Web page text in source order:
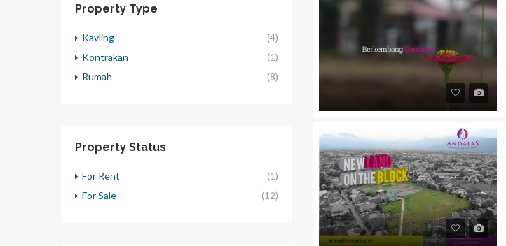
Property Type
Kavling
(4)
Kontrakan
(1)
Rumah
(8)
Property Status
For Rent
(1)
For Sale
(12)